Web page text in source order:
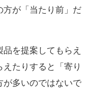
方が「当たり前」だ
を提案してもらえ
たりすると「寄り
が多いのではないで